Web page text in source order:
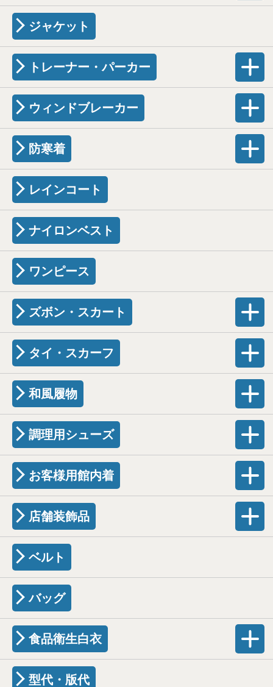
ジャケット
トレーナー・パーカー
ウィンドブレーカー
防寒着
レインコート
ナイロンベスト
ワンピース
ズボン・スカート
タイ・スカーフ
和風履物
調理用シューズ
お客様用館内着
店舗装飾品
ベルト
バッグ
食品衛生白衣
型代・版代